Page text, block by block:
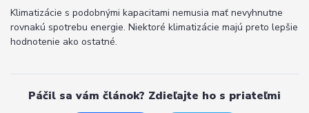
Klimatizácie s podobnými kapacitami nemusia mať nevyhnutne
rovnakú spotrebu energie. Niektoré klimatizácie majú preto lepšie
hodnotenie ako ostatné.
Páčil sa vám článok? Zdieľajte ho s priateľmi